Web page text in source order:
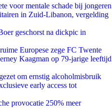
voor mentale schade bij jongeren
in Zuid-Libanon, vergelding
geschorst na dickpic in
Europese zege FC Twente
Kaagman op 79-jarige leeftijd
om ernstig alcoholmisbruik
early access tot
provocatie 250% meer